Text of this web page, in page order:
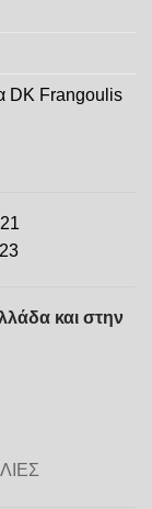
DK Frangoulis
και στην